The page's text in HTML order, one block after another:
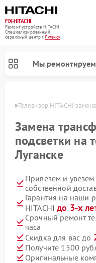
FIX-HITACHI
Ремонт устройств HITACHI
Специализированный
cервисный центр г.Луганск
Мы ремонтируем
Телевизор HITACHI
Замена
подсветки на
Луганске
Привезем и увезем
собственной
Гарантия на наши
HITACHIдо 3-х
Срочный ремонт
часа
Скидка для вас до
Получите 1500
Оригинальные